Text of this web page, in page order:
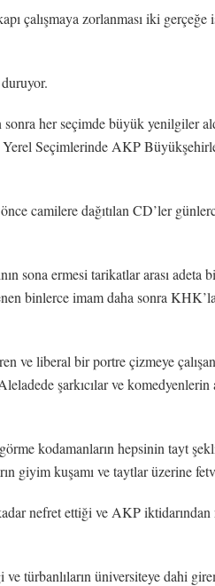
çalışmaya zorlanması iki
her seçimde büyük yenilgiler
Yerel Seçimlerinde AKP
camilere dağıtılan CD’ler
sona ermesi tarikatlar arası adeta
binlerce imam daha sonra
ve liberal bir portre çizmeye
şarkıcılar ve
kodamanların hepsinin tayt
giyim kuşamı ve taytlar üzerine
nefret ettiği ve AKP iktidarından
türbanlıların üniversiteye dahi